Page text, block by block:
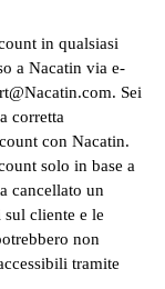
in qualsiasi
a Nacatin via e-
Sei
corretta
con Nacatin.
solo in base a
cancellato un
cliente e le
non
tramite